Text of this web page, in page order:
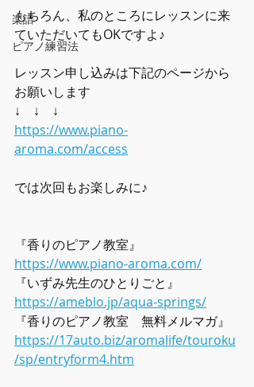
楽譜
ピアノ練習法
もちろん、私のところにレッスンに来
ていただいてもOKですよ♪
レッスン申し込みは下記のページから
お願いします
↓　↓　↓
https://www.piano-
aroma.com/access
では次回もお楽しみに♪
『香りのピアノ教室』
https://www.piano-aroma.com/
『いずみ先生のひとりごと』
https://ameblo.jp/aqua-springs/
『香りのピアノ教室　無料メルマガ』
https://17auto.biz/aromalife/touroku
/sp/entryform4.htm